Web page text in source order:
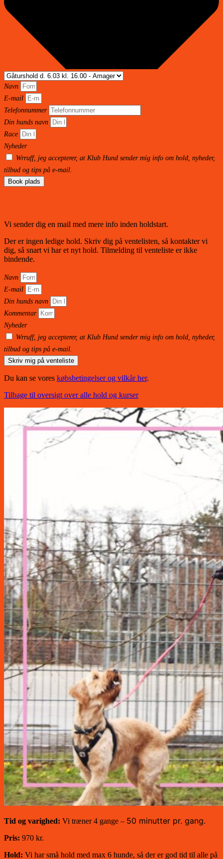
Navn
E-mail
Telefonnummer
Din hunds navn
Race
Nyheder
Wrruff, jeg accepterer, at Klub Hund sender mig info om hold, nyheder,
tilbud og tips på e-mail.
Book plads
Vi sender dig en mail med mere info inden holdstart.
Der er ingen ledige hold. Skriv dig på ventelisten, så kontakter vi
dig, så snart vi har et nyt hold. Tilmelding til venteliste er ikke
bindende.
Navn
E-mail
Din hunds navn
Kommentar
Nyheder
Wrruff, jeg accepterer, at Klub Hund sender mig info om hold, nyheder,
tilbud og tips på e-mail.
Skriv mig på venteliste
Du kan se vores købsbetingelser og vilkår her.
Tilbage til oversigt over alle hold og kurser
Tid og varighed: Vi træner 4 gange – 50 minutter pr. gang.
Pris: 970 kr.
Hold: Vi har små hold med max 6 hunde, så der er god tid til alle på